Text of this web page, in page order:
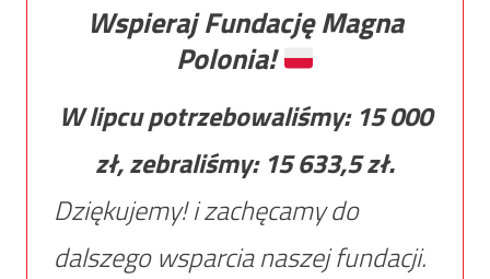
Wspieraj Fundację Magna
Polonia!
W lipcu potrzebowaliśmy: 15 000
zł, zebraliśmy: 15 633,5zł.
Dziękujemy! i zachęcamy do
dalszego wsparcia naszej fundacji.